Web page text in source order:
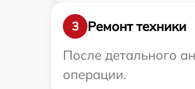
3
Ремонт техники
После детального
операции.